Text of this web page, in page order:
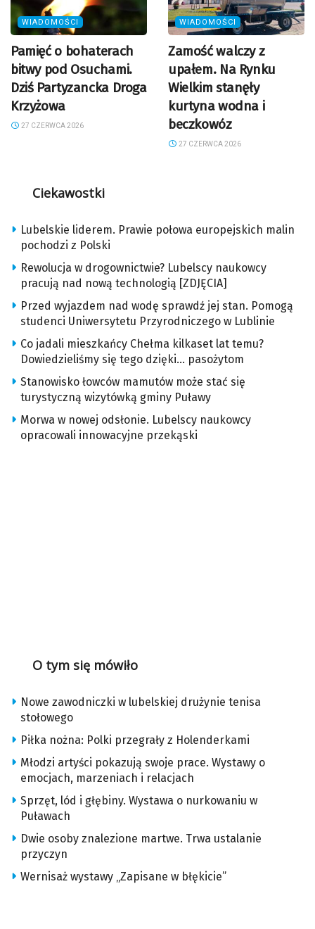
WIADOMOŚCI
Pamięć o bohaterach
bitwy pod Osuchami.
Dziś Partyzancka Droga
Krzyżowa
27 CZERWCA 2026
WIADOMOŚCI
Zamość walczy z
upałem. Na Rynku
Wielkim stanęły
kurtyna wodna i
beczkowóz
27 CZERWCA 2026
Ciekawostki
Lubelskie liderem. Prawie połowa europejskich malin
pochodzi z Polski
Rewolucja w drogownictwie? Lubelscy naukowcy
pracują nad nową technologią [ZDJĘCIA]
Przed wyjazdem nad wodę sprawdź jej stan. Pomogą
studenci Uniwersytetu Przyrodniczego w Lublinie
Co jadali mieszkańcy Chełma kilkaset lat temu?
Dowiedzieliśmy się tego dzięki… pasożytom
Stanowisko łowców mamutów może stać się
turystyczną wizytówką gminy Puławy
Morwa w nowej odsłonie. Lubelscy naukowcy
opracowali innowacyjne przekąski
O tym się mówiło
Nowe zawodniczki w lubelskiej drużynie tenisa
stołowego
Piłka nożna: Polki przegrały z Holenderkami
Młodzi artyści pokazują swoje prace. Wystawy o
emocjach, marzeniach i relacjach
Sprzęt, lód i głębiny. Wystawa o nurkowaniu w
Puławach
Dwie osoby znalezione martwe. Trwa ustalanie
przyczyn
Wernisaż wystawy „Zapisane w błękicie”